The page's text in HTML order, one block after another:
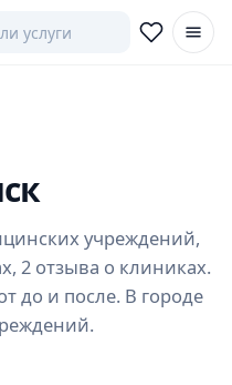
учреждений,
2 отзыва о клиниках.
до и после. В городе